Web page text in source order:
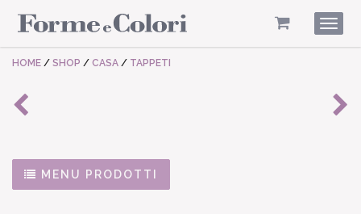
HOME / SHOP / CASA / TAPPETI
MENU PRODOTTI